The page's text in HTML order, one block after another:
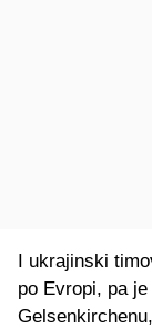
I ukrajinski
po Evropi, pa